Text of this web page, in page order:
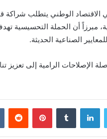
الوطني يتطلب شراكة
مبرزاً أن الحملة التحسيسية
الصناعية الحديثة.
الإصلاحات الرامية إلى تعزيز
لينكدإن بينتيريست